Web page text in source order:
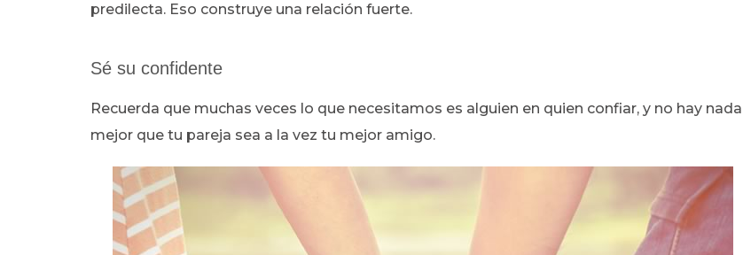
predilecta. Eso construye una relación fuerte.
Sé su confidente
Recuerda que muchas veces lo que necesitamos es alguien en quien confiar, y no hay nada
mejor que tu pareja sea a la vez tu mejor amigo.